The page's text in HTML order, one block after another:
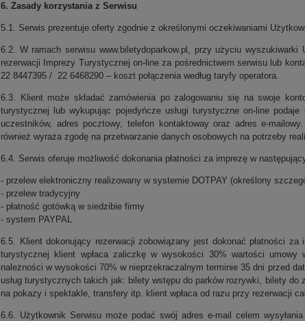
6. Zasady korzystania z Serwisu
5.1. Serwis prezentuje oferty zgodnie z określonymi oczekiwaniami
6.2. W ramach serwisu www.biletydoparkow.pl , przy użyciu wyszukiwarki
rezerwacji Imprezy Turystycznej on-line za pośrednictwem serwisu lub
22 8447395 / 22 6468290 – koszt połączenia według taryfy operatora.
6.3. Klient może składać zamówienia po zalogowaniu się na swoje
turystycznej lub wykupując pojedyńcze usługi turystyczne on-line
uczestników, adres pocztowy, telefon kontaktoway oraz adres e-
również wyraża zgodę na przetwarzanie danych osobowych na potrzeby
6.4. Serwis oferuje możliwość dokonania płatności za imprezę w
- przelew elektroniczny realizowany w systemie DOTPAY (określony
- przelew tradycyjny
- płatność gotówką w siedzibie firmy
- system PAYPAL
6.5. Klient dokonujący rezerwacji zobowiązany jest dokonać płatności
turystycznej klient wpłaca zaliczkę w wysokości 30% wartości umowy
należności w wysokości 70% w nieprzekraczalnym terminie 35 dni przed
usług turystycznych takich jak: bilety wstępu do parków rozrywki, bilety
na pokazy i spektakle, transfery itp. klient wpłaca od razu przy rezerwacji
6.6. Użytkownik Serwisu może podać swój adres e-mail celem